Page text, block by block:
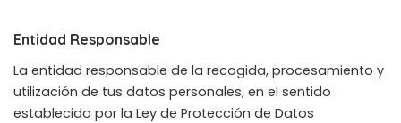
Entidad Responsable
La entidad responsable de la recogida, procesamiento y
utilización de tus datos personales, en el sentido
establecido por la Ley de Protección de Datos